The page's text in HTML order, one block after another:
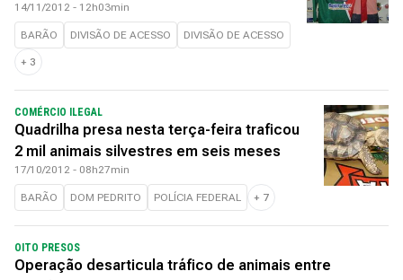
14/11/2012 - 12h03min
BARÃO DIVISÃO DE ACESSO DIVISÃO DE ACESSO
+ 3
COMÉRCIO ILEGAL
Quadrilha presa nesta terça-feira traficou
2 mil animais silvestres em seis meses
17/10/2012 - 08h27min
BARÃO DOM PEDRITO POLÍCIA FEDERAL + 7
OITO PRESOS
Operação desarticula tráfico de animais entre